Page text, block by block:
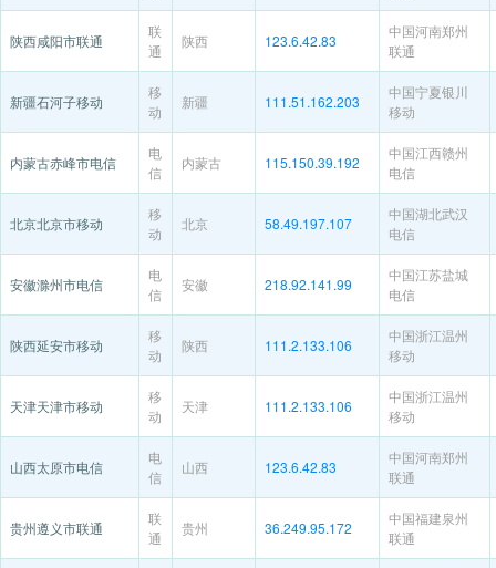
陕西咸阳市联通
联
通
陕西 123.6.42.83
中国河南郑州
联通
新疆石河子移动
移
动
新疆 111.51.162.203
中国宁夏银川
移动
内蒙古赤峰市电信
电
信
内蒙古 115.150.39.192
中国江西赣州
电信
北京北京市移动
移
动
北京 58.49.197.107
中国湖北武汉
电信
安徽滁州市电信
电
信
安徽 218.92.141.99
中国江苏盐城
电信
陕西延安市移动
移
动
陕西 111.2.133.106
中国浙江温州
移动
天津天津市移动
移
动
天津 111.2.133.106
中国浙江温州
移动
山西太原市电信
电
信
山西 123.6.42.83
中国河南郑州
联通
贵州遵义市联通
联
通
贵州 36.249.95.172
中国福建泉州
联通